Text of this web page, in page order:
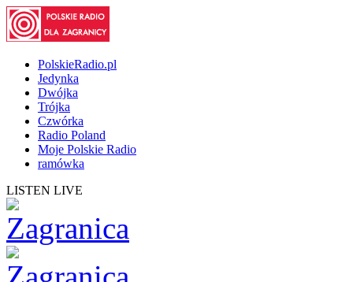
PolskieRadio.pl
Jedynka
Dwójka
Trójka
Czwórka
Radio Poland
Moje Polskie Radio
ramówka
LISTEN LIVE